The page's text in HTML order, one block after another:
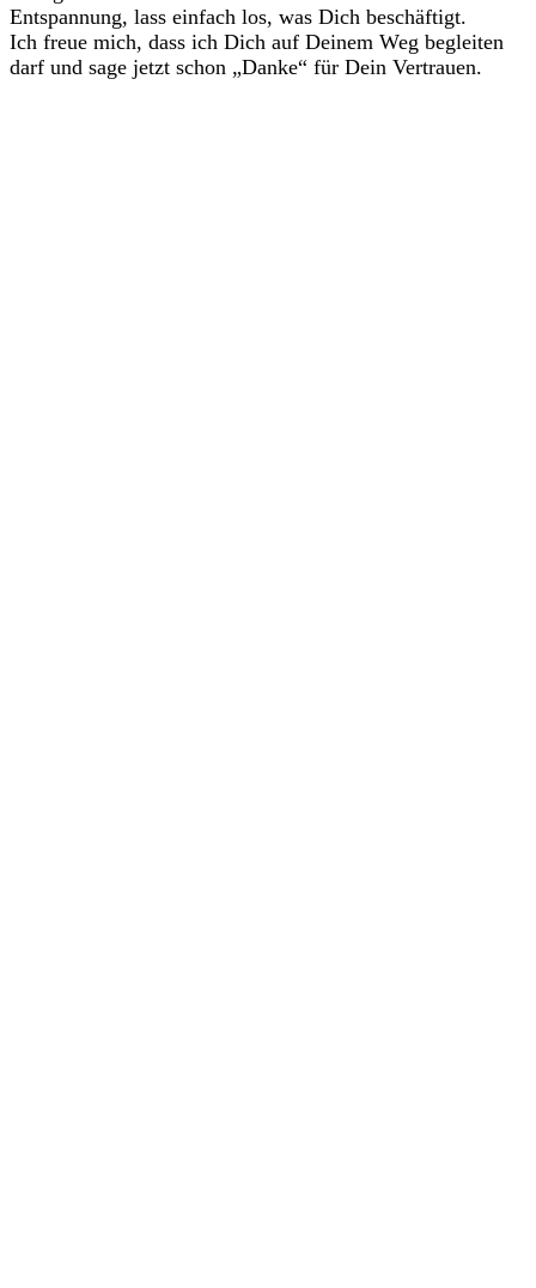
Entspannung, lass einfach los, was Dich beschäftigt.
Ich freue mich, dass ich Dich auf Deinem Weg begleiten
darf und sage jetzt schon „Danke“ für Dein Vertrauen.